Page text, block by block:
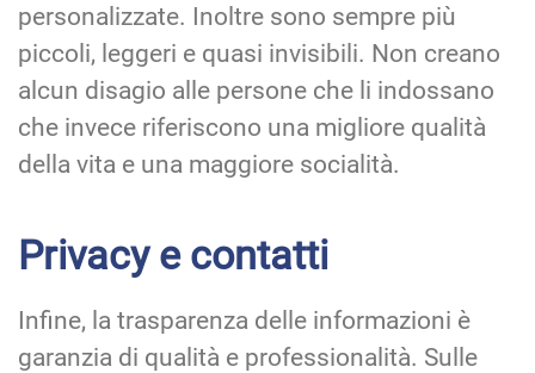
personalizzate. Inoltre sono sempre più
piccoli, leggeri e quasi invisibili. Non creano
alcun disagio alle persone che li indossano
che invece riferiscono una migliore qualità
della vita e una maggiore socialità.
Privacy e contatti
Infine, la trasparenza delle informazioni è
garanzia di qualità e professionalità. Sulle